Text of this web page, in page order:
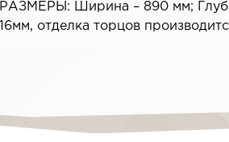
РАЗМЕРЫ: Ширина – 890 мм;
16мм, отделка торцов